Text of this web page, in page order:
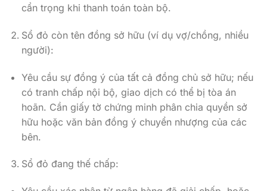
cẩn trọng khi thanh toán toàn bộ.
Sổ đỏ còn tên đồng sở hữu (ví dụ vợ/chồng, nhiều
người):
Yêu cầu sự đồng ý của tất cả đồng chủ sở hữu; nếu
có tranh chấp nội bộ, giao dịch có thể bị tòa án
hoãn. Cần giấy tờ chứng minh phân chia quyền sở
hữu hoặc văn bản đồng ý chuyển nhượng của các
bên.
Sổ đỏ đang thế chấp: